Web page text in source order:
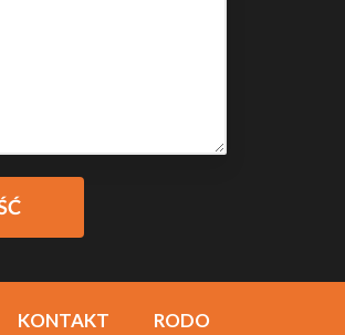
KONTAKT RODO